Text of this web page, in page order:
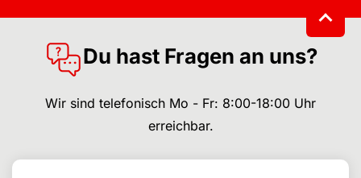
Du hast Fragen an uns?
Wir sind telefonisch Mo - Fr: 8:00-18:00 Uhr
erreichbar.